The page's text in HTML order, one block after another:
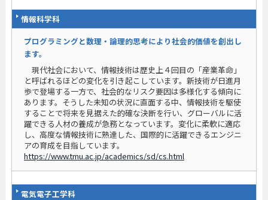
情報科学科
プログラミングと数理・論理的思考により社会的価値を創出し
ます。
現代社会において、情報技術は歴史上４回目の「産業革命」
と呼ばれるほどの変化を引き起こしています。新技術が日進月
歩で登場する一方で、社会的なリスク要因は多様化する傾向に
あります。そうした未知の状況に直面する中、情報技術を駆使
することで将来を見据えた的確な決断を行い、グローバルに活
躍できる人材の養成が急務となっています。変化に柔軟に適応
し、高度な情報技術に熟達した、国際的に活躍できるエンジニ
アの育成を目指しています。
https://www.tmu.ac.jp/academics/sd/cs.html
電気電子工学科